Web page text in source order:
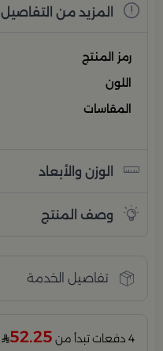
المزيد من التفاصيل
رمز المنتج
اللون
المقاسات
الوزن والأبعاد
وصف المنتج
تفاصيل الخدمة
4 دفعات تبدأ من 52.25